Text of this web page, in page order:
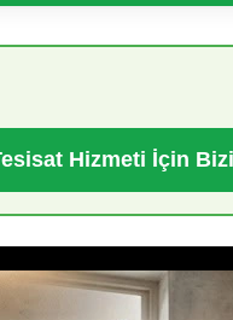
Hizmeti İçin